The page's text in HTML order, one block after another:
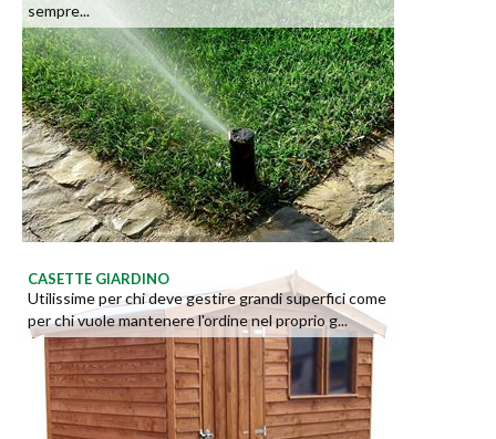
sempre...
CASETTE GIARDINO
Utilissime per chi deve gestire grandi superfici come
per chi vuole mantenere l'ordine nel proprio g...